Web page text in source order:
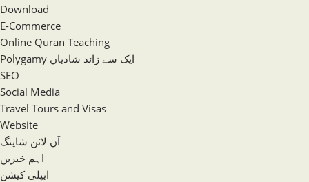
Download
E-Commerce
Online Quran Teaching
Polygamy ایک سے زائد شادیاں
SEO
Social Media
Travel Tours and Visas
Website
آن لائن شاپنگ
اہم خبریں
ایپلی کیشن